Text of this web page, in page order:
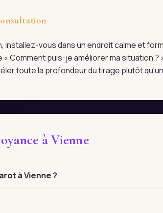
installez-vous dans un endroit calme et
Comment puis-je améliorer ma situation
toute la profondeur du tirage plutôt
à Vienne
à Vienne ?